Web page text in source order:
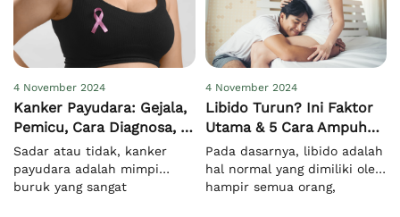
4 November 2024
Kanker Payudara: Gejala,
Pemicu, Cara Diagnosa, &
Pengobatan
Sadar atau tidak, kanker
payudara adalah mimpi
buruk yang sangat
4 November 2024
Libido Turun? Ini Faktor
Utama & 5 Cara Ampuh
Meningkatkannya
Pada dasarnya, libido adalah
hal normal yang dimiliki oleh
hampir semua orang,